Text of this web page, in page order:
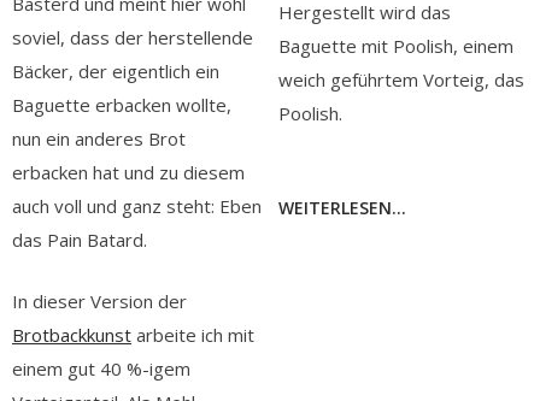
soviel, dass der herstellende
Bäcker, der eigentlich ein
Baguette erbacken wollte,
nun ein anderes Brot
erbacken hat und zu diesem
auch voll und ganz steht: Eben
das Pain Batard.
In dieser Version der
Brotbackkunst arbeite ich mit
einem gut 40 %-igem
Hergestellt wird das
Baguette mit Poolish, einem
weich geführtem Vorteig, das
Poolish.
WEITERLESEN...